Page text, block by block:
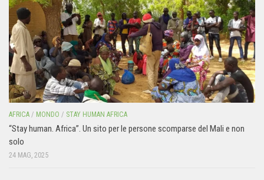
AFRICA / MONDO / STAY HUMAN AFRICA
“Stay human. Africa”. Un sito per le persone scomparse del Mali e non
solo
24 MAG, 2025